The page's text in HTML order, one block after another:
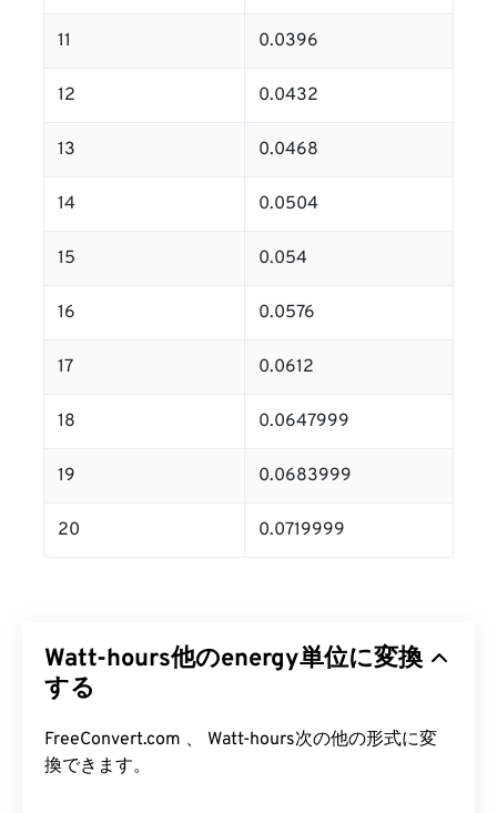
11 0.0396
12 0.0432
13 0.0468
14 0.0504
15 0.054
16 0.0576
17 0.0612
18 0.0647999
19 0.0683999
20 0.0719999
Watt-hours他のenergy単位に変換
する
FreeConvert.com 、 Watt-hours次の他の形式に変
換できます。